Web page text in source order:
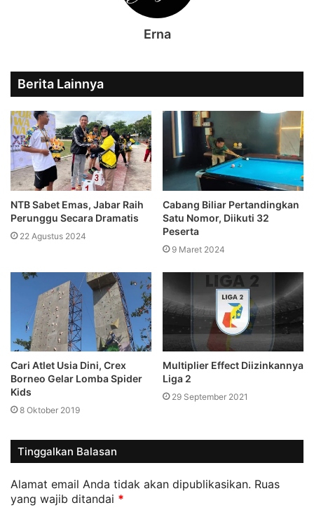
Erna
Berita Lainnya
NTB Sabet Emas, Jabar Raih
Perunggu Secara Dramatis
22 Agustus 2024
Cabang Biliar Pertandingkan
Satu Nomor, Diikuti 32
Peserta
9 Maret 2024
Cari Atlet Usia Dini, Crex
Borneo Gelar Lomba Spider
Kids
8 Oktober 2019
Multiplier Effect Diizinkannya
Liga 2
29 September 2021
Tinggalkan Balasan
Alamat email Anda tidak akan dipublikasikan. Ruas
yang wajib ditandai *